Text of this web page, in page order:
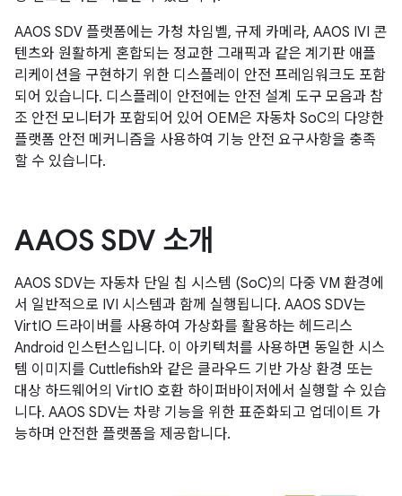
AAOS SDV 플랫폼에는 가청 차임벨, 규제 카메라, AAOS IVI 콘
텐츠와 원활하게 혼합되는 정교한 그래픽과 같은 계기판 애플
리케이션을 구현하기 위한 디스플레이 안전 프레임워크도 포함
되어 있습니다. 디스플레이 안전에는 안전 설계 도구 모음과 참
조 안전 모니터가 포함되어 있어 OEM은 자동차 SoC의 다양한
플랫폼 안전 메커니즘을 사용하여 기능 안전 요구사항을 충족
할 수 있습니다.
AAOS SDV 소개
AAOS SDV는 자동차 단일 칩 시스템 (SoC)의 다중 VM 환경에
서 일반적으로 IVI 시스템과 함께 실행됩니다. AAOS SDV는
VirtIO 드라이버를 사용하여 가상화를 활용하는 헤드리스
Android 인스턴스입니다. 이 아키텍처를 사용하면 동일한 시스
템 이미지를 Cuttlefish와 같은 클라우드 기반 가상 환경 또는
대상 하드웨어의 VirtIO 호환 하이퍼바이저에서 실행할 수 있습
니다. AAOS SDV는 차량 기능을 위한 표준화되고 업데이트 가
능하며 안전한 플랫폼을 제공합니다.